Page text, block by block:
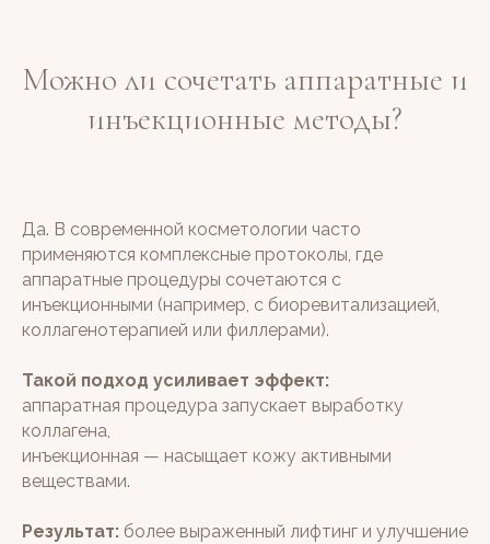
Можно ли сочетать аппаратные и
инъекционные методы?
Да. В современной косметологии часто
применяются комплексные протоколы, где
аппаратные процедуры сочетаются с
инъекционными (например, с биоревитализацией,
коллагенотерапией или филлерами).
Такой подход усиливает эффект:
аппаратная процедура запускает выработку
коллагена,
инъекционная — насыщает кожу активными
веществами.
Результат: более выраженный лифтинг и улучшение